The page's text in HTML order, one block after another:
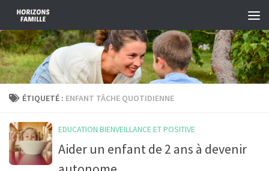
Skip to content
ÉTIQUETÉ : ENFANT TÂCHE QUOTIDIENNE
EDUCATION BIENVEILLANCE ET POSITIVE
Aider un enfant de 2 ans à devenir